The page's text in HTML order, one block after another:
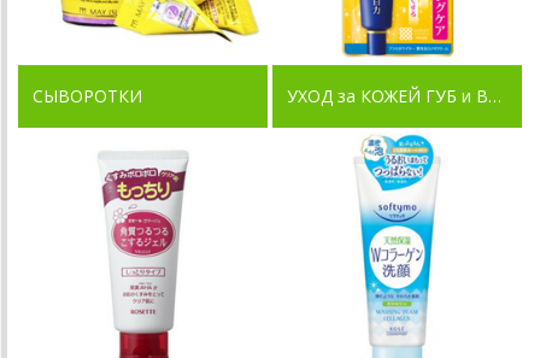
СЫВОРОТКИ УХОД за КОЖЕЙ ГУБ и ВОКРУГ ГЛАЗ